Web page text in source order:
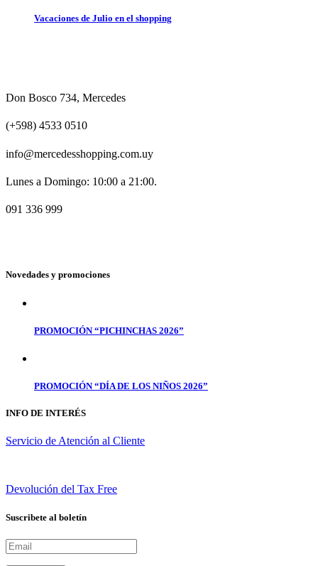
Vacaciones de Julio en el shopping
Don Bosco 734, Mercedes
(+598) 4533 0510
info@mercedesshopping.com.uy
Lunes a Domingo: 10:00 a 21:00.
091 336 999
Novedades y promociones
PROMOCIÓN “PICHINCHAS 2026”
PROMOCIÓN “DÍA DE LOS NIÑOS 2026”
INFO DE INTERÉS
Servicio de Atención al Cliente
Devolución del Tax Free
Suscribete al boletín